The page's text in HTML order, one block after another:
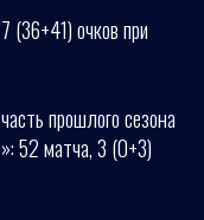
очков при
прошлого сезона
52 матча, 3 (0+3)